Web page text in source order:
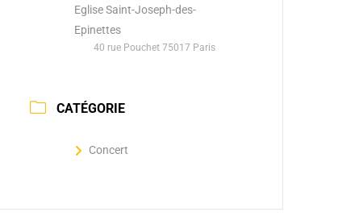
Eglise Saint-Joseph-des-
Epinettes
40 rue Pouchet 75017 Paris
CATÉGORIE
Concert